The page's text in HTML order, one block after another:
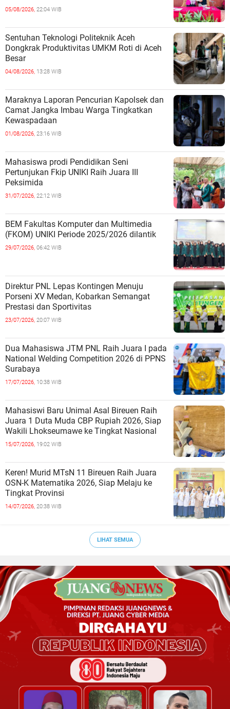
05/08/2026, 22:04 WIB
Sentuhan Teknologi Politeknik Aceh
Dongkrak Produktivitas UMKM Roti di Aceh
Besar
04/08/2026, 13:28 WIB
Maraknya Laporan Pencurian Kapolsek dan
Camat Jangka Imbau Warga Tingkatkan
Kewaspadaan
01/08/2026, 23:16 WIB
Mahasiswa prodi Pendidikan Seni
Pertunjukan Fkip UNIKI Raih Juara III
Peksimida
31/07/2026, 22:12 WIB
BEM Fakultas Komputer dan Multimedia
(FKOM) UNIKI Periode 2025/2026 dilantik
29/07/2026, 06:42 WIB
Direktur PNL Lepas Kontingen Menuju
Porseni XV Medan, Kobarkan Semangat
Prestasi dan Sportivitas
23/07/2026, 20:07 WIB
Dua Mahasiswa JTM PNL Raih Juara I pada
National Welding Competition 2026 di PPNS
Surabaya
17/07/2026, 10:38 WIB
Mahasiswi Baru Unimal Asal Bireuen Raih
Juara 1 Duta Muda CBP Rupiah 2026, Siap
Wakili Lhokseumawe ke Tingkat Nasional
15/07/2026, 19:02 WIB
Keren! Murid MTsN 11 Bireuen Raih Juara
OSN-K Matematika 2026, Siap Melaju ke
Tingkat Provinsi
14/07/2026, 20:38 WIB
LIHAT SEMUA